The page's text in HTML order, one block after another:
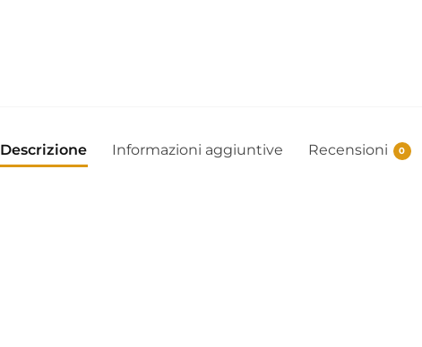
Descrizione Informazioni aggiuntive Recensioni 0